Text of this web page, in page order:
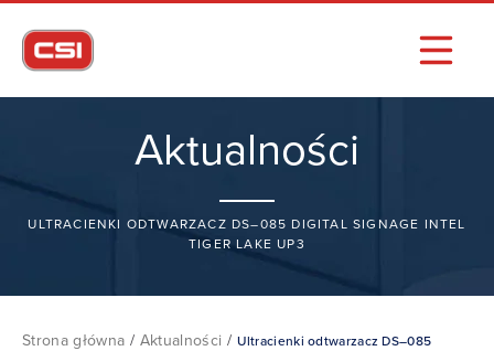
Aktualności
ULTRACIENKI ODTWARZACZ DS–085 DIGITAL SIGNAGE INTEL
TIGER LAKE UP3
Strona główna / Aktualności / Ultracienki odtwarzacz DS–085